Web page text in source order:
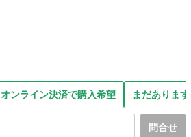
オンライン決済で購入希望 まだありま
問合せ